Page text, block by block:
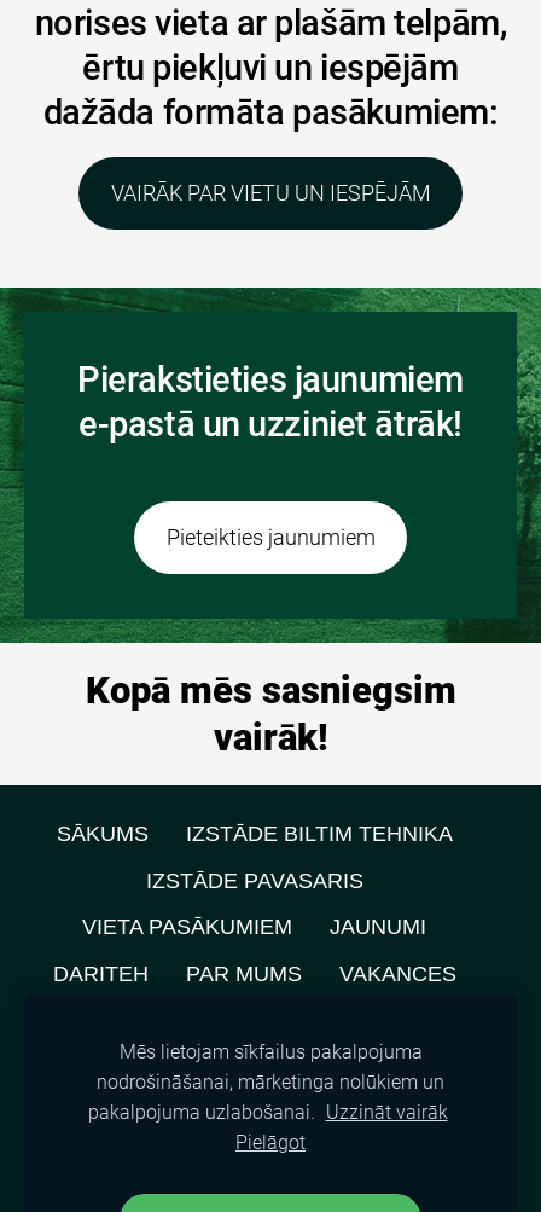
norises vieta ar plašām telpām,
ērtu piekļuvi un iespējām
dažāda formāta pasākumiem:
VAIRĀK PAR VIETU UN IESPĒJĀM
Pierakstieties jaunumiem
e-pastā un uzziniet ātrāk!
​Pieteikties jaunumiem​
Kopā mēs sasniegsim
vairāk!
SĀKUMS
IZSTĀDE BILTIM TEHNIKA
IZSTĀDE PAVASARIS
VIETA PASĀKUMIEM
JAUNUMI
DARITEH
PAR MUMS
VAKANCES
NOMNIEKU KARTE
KONTAKTI
SĪKDATNES
©2021, SIA A.M.L.
Mēs lietojam sīkfailus pakalpojuma
nodrošināšanai, mārketinga nolūkiem un
pakalpojuma uzlabošanai. Uzzināt vairāk
Pielāgot